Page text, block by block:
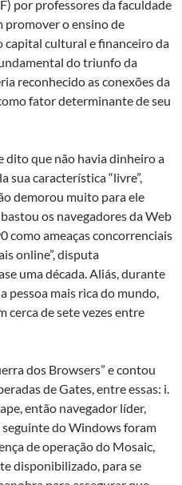
por professores da faculdade
promover o ensino de
capital cultural e financeiro da
do triunfo da
reconhecido as conexões da
fator determinante de seu
dito que não havia dinheiro a
sua característica “livre”,
demorou muito para ele
os navegadores da Web
como ameaças concorrenciais
online”, disputa
uma década. Aliás, durante
pessoa mais rica do mundo,
cerca de sete vezes entre
dos Browsers” e contou
de Gates, entre essas: i.
então navegador líder,
do Windows foram
de operação do Mosaic,
disponibilizado, para se